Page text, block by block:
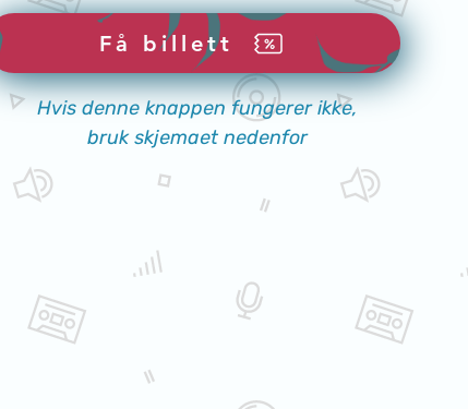
Få billett
Hvis denne knappen fungerer ikke,
bruk skjemaet nedenfor